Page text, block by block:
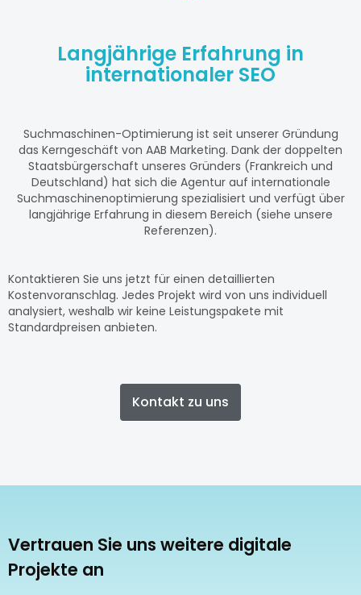
Langjährige Erfahrung in
internationaler SEO
Suchmaschinen-Optimierung ist seit unserer Gründung
das Kerngeschäft von AAB Marketing. Dank der doppelten
Staatsbürgerschaft unseres Gründers (Frankreich und
Deutschland) hat sich die Agentur auf internationale
Suchmaschinenoptimierung spezialisiert und verfügt über
langjährige Erfahrung in diesem Bereich (siehe unsere
Referenzen).
Kontaktieren Sie uns jetzt für einen detaillierten
Kostenvoranschlag. Jedes Projekt wird von uns individuell
analysiert, weshalb wir keine Leistungspakete mit
Standardpreisen anbieten.
Kontakt zu uns
Vertrauen Sie uns weitere digitale
Projekte an